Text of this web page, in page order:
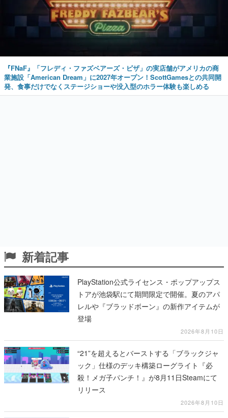
『FNaF』「フレディ・ファズベアーズ・ピザ」の実店舗がアメリカの商
業施設「American Dream」に2027年オープン！ScottGamesとの共同開
発、食事だけでなくステージショーや没入型のホラー体験も楽しめる
新着記事
PlayStation公式ライセンス・ポップアップス
トアが池袋駅にて期間限定で開催。夏のアパ
レルや『ブラッドボーン』の新作アイテムが
登場
2026年8月10日
“21”を超えるとバーストする「ブラックジャ
ック」仕様のデッキ構築ローグライト『必
殺！メガ子パンチ！』が8月11日Steamにて
リリース
2026年8月10日